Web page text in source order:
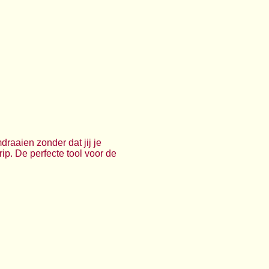
zonder dat jij je
De perfecte tool voor de